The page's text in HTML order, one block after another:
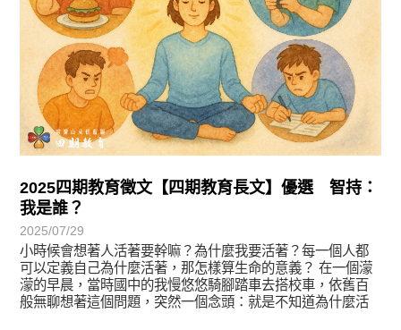
2025四期教育徵文【四期教育長文】優選 智持：
我是誰？
2025/07/29
小時候會想著人活著要幹嘛？為什麼我要活著？每一個人都
可以定義自己為什麼活著，那怎樣算生命的意義？ 在一個濛
濛的早晨，當時國中的我慢悠悠騎腳踏車去搭校車，依舊百
般無聊想著這個問題，突然一個念頭：就是不知道為什麼活